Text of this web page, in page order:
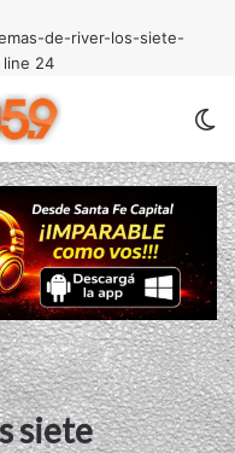
de-river-los-siete-
24
siete